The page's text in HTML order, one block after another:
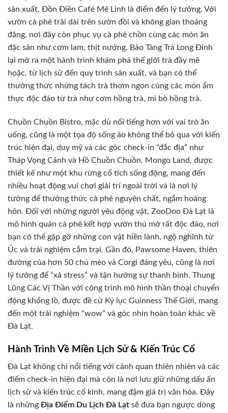
sản xuất, Đồn Điền Café Mê Linh là điểm đến lý tưởng. Với
vườn cà phê trải dài trên sườn đồi và không gian thoáng
đãng, nơi đây còn phục vụ cà phê chồn cùng các món ăn
đặc sản như cơm lam, thịt nướng. Bảo Tàng Trà Long Đỉnh
lại mở ra một hành trình khám phá thế giới trà đầy mê
hoặc, từ lịch sử đến quy trình sản xuất, và bạn có thể
thưởng thức những tách trà thơm ngon cùng các món ẩm
thực độc đáo từ trà như cơm hồng trà, mì bò hồng trà.
Chuồn Chuồn Bistro, mặc dù nổi tiếng hơn với vai trò ăn
uống, cũng là một tọa độ sống ảo không thể bỏ qua với kiến
trúc hiện đại, duy mỹ và các góc check-in “đắc địa” như
Tháp Vọng Cảnh và Hồ Chuồn Chuồn. Mongo Land, được
thiết kế như một khu rừng cổ tích sống động, mang đến
nhiều hoạt động vui chơi giải trí ngoài trời và là nơi lý
tưởng để thưởng thức cà phê nguyên chất, ngắm hoàng
hôn. Đối với những người yêu động vật, ZooDoo Đà Lạt là
mô hình quán cà phê kết hợp vườn thú mở rất độc đáo, nơi
bạn có thể gặp gỡ những con vật hiền lành, ngộ nghĩnh từ
Úc và trải nghiệm cắm trại. Gần đó, Pawsome Haven, thiên
đường của hơn 50 chú mèo và Corgi đáng yêu, cũng là nơi
lý tưởng để “xả stress” và tận hưởng sự thanh bình. Thung
Lũng Các Vị Thần với công trình mô hình thần thoại chuyển
động khổng lồ, được đề cử Kỷ lục Guinness Thế Giới, mang
đến một trải nghiệm “wow” và góc nhìn hoàn toàn khác về
Đà Lạt.
Hành Trình Về Miền Lịch Sử & Kiến Trúc Cổ
Đà Lạt không chỉ nổi tiếng với cảnh quan thiên nhiên và các
điểm check-in hiện đại mà còn là nơi lưu giữ những dấu ấn
lịch sử và kiến trúc cổ kính, mang đậm giá trị văn hóa. Đây
là những Địa Điểm Du Lịch Đà Lạt sẽ đưa bạn ngược dòng